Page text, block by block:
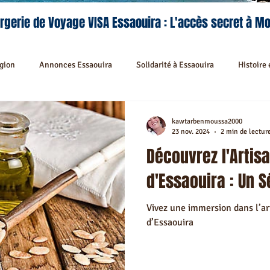
de Voyage VISA Essaouira : L'accès secret à
Annonces Essaouira Solidarité à Essaouira Histoire
et Découvertes Activités à Essaouira
Culinaires à Essaouira Séjour sur mesure à Essaouira
Essaouira Riad hors Médina & Environs Mogador Riad
recommandés à Essaouira
Découvrez
d'Essaouira : Un
Vivez une immersion dans
d’Essaouira
kawtarbenmoussa2000
23 nov. 2024
2 min de